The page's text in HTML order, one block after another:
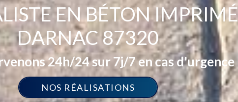
EN BÉTON IMPRIMÉ
DARNAC 87320
24h/24 sur 7j/7 en cas d'urgence
NOS RÉALISATIONS